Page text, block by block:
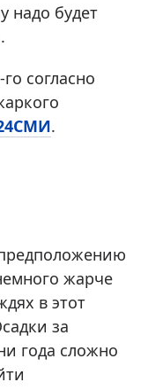
надо будет
согласно
.
жарче
в этот
за
года сложно